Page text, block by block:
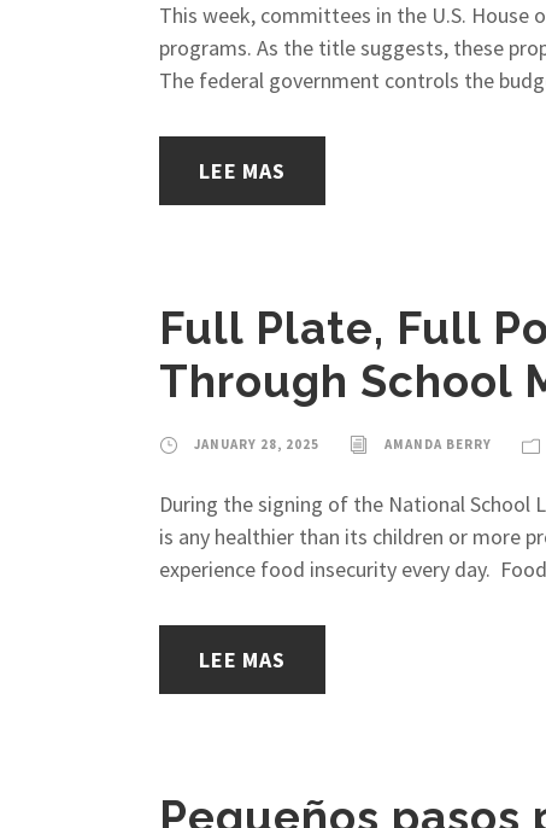
This week, committees in the U.S. House
programs. As the title suggests, these
The federal government controls the
LEE MAS
Full Plate, Full
Through School
JANUARY 28, 2025 AMANDA BERRY
During the signing of the National School
is any healthier than its children or more
experience food insecurity every day.
LEE MAS
Pequeños